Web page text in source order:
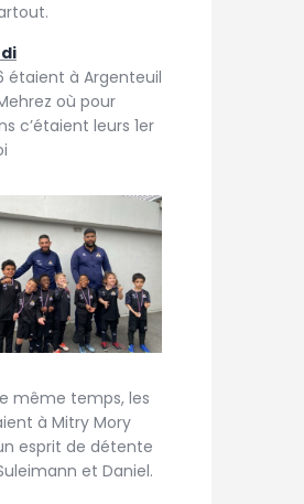
étaient à Argenteuil
où pour
c’étaient leurs 1er
même temps, les
à Mitry Mory
esprit de détente
et Daniel.